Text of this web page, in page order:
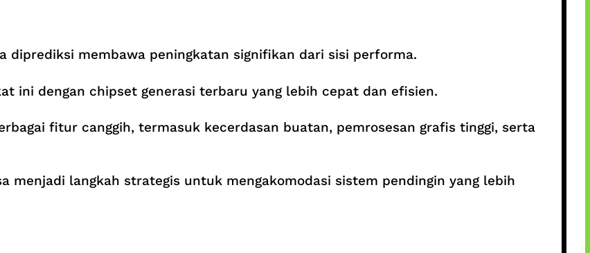
diprediksi membawa peningkatan signifikan dari sisi performa.
ini dengan chipset generasi terbaru yang lebih cepat dan efisien.
fitur canggih, termasuk kecerdasan buatan, pemrosesan grafis tinggi, serta
menjadi langkah strategis untuk mengakomodasi sistem pendingin yang lebih